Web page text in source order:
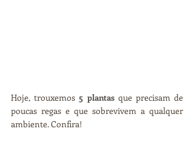
Hoje, trouxemos 5 plantas que precisam de
poucas regas e que sobrevivem a qualquer
ambiente. Confira!